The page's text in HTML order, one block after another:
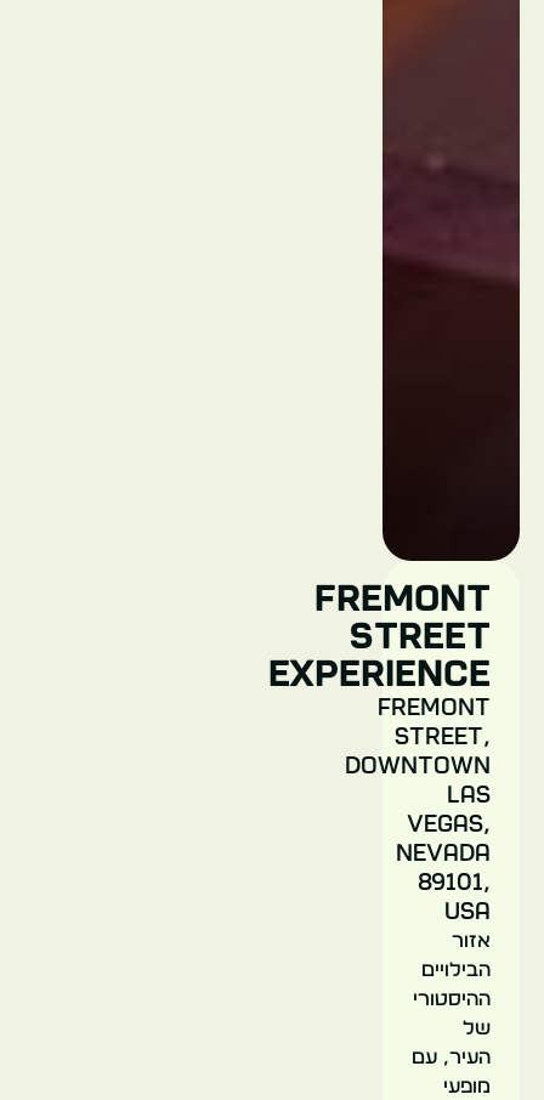
Fremont
Street
Experience
Fremont
Street,
Downtown
Las
Vegas,
Nevada
89101,
USA
אזור
הבילויים
ההיסטורי
של
העיר, עם
מופעי